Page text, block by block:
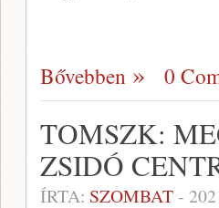
Bővebben 0
TOMSZK:
ZSIDÓ
ÍRTA: SZOMBAT-